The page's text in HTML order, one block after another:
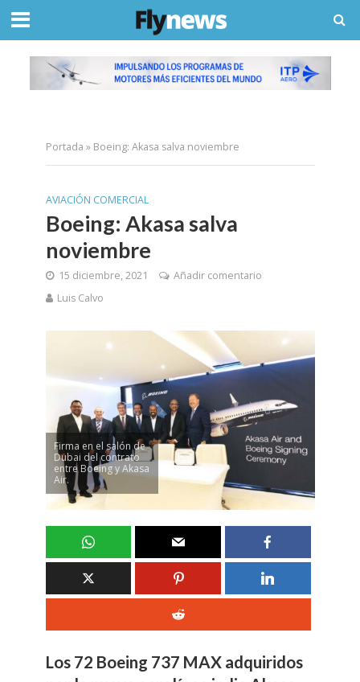
Portada » Boeing: Akasa salva noviembre
AVIACIÓN COMERCIAL
Boeing: Akasa salva
noviembre
15 diciembre, 2021
Añadir comentario
Luis Calvo
Firma en el salón de
Dubai del contrato
entre Boeing y Akasa
Air.
Los 72 Boeing 737 MAX adquiridos